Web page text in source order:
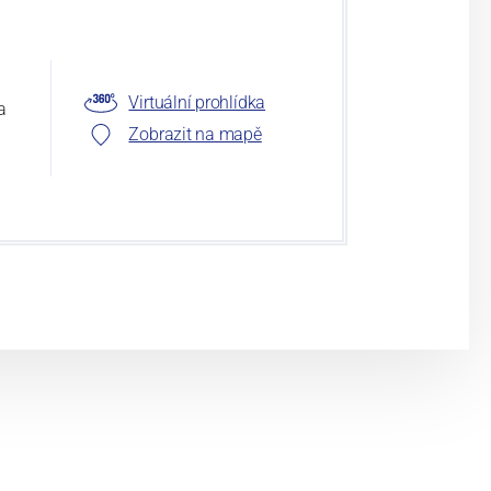
Virtuální prohlídka
Zobrazit na mapě